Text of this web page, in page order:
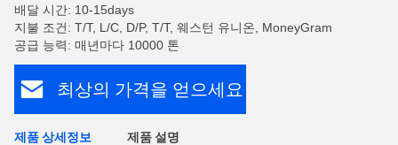
배달 시간: 10-15days
지불 조건: T/T, L/C, D/P, T/T, 웨스턴 유니온, MoneyGram
공급 능력: 매년마다 10000 톤
최상의 가격을 얻으세요
제품 상세정보 제품 설명